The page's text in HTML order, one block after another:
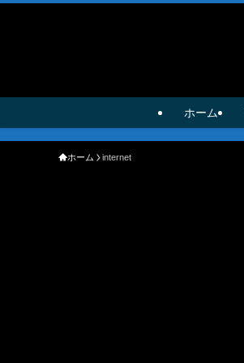
ホーム
ホーム internet